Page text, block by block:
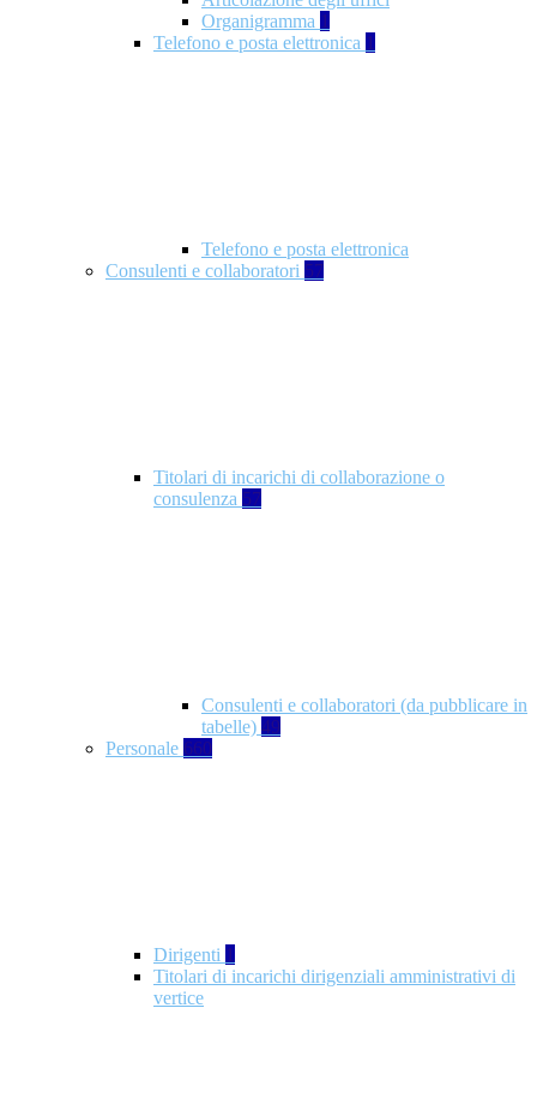
Organigramma 1
Telefono e posta elettronica 1
Telefono e posta elettronica
Consulenti e collaboratori 57
Titolari di incarichi di collaborazione o
consulenza 57
Consulenti e collaboratori (da pubblicare in
tabelle) 49
Personale 660
Dirigenti 1
Titolari di incarichi dirigenziali amministrativi di
vertice